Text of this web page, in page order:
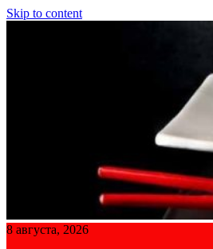
Skip to content
8 августа, 2026